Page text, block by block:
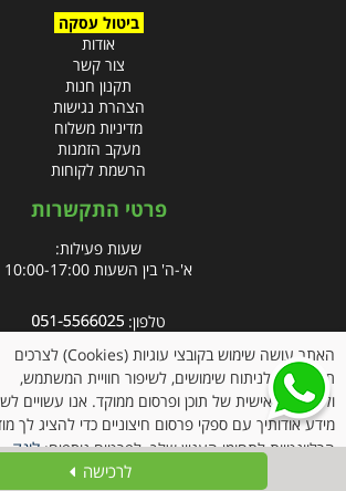
ביטול עסקה
אודות
צור קשר
תקנון חנות
הצהרת נגישות
מדיניות משלוח
מעקב הזמנות
הרשמת לקוחות
פרטי התקשרות
שעות פעילות:
א'-ה' בין השעות 10:00-17:00
טלפון:
אימייל:info@clubpharm.co.il
כתובת : קניון M הדרך, צומת ינאי, מושב בית חירות 40291
לרכישה
האתר עושה שימוש בקובצי עוגיות (Cookies) לצרכים
תפעוליים, לניתוח שימושים, לשיפור חוויית המשתמש,
ולהתאמה אישית של תוכן ופרסום ממוקד. אנו עשויים
מידע אודותיך עם ספקי פרסום חיצוניים כדי להציג לך
הרלוונטיות לתחומי העניין שלך. לפרטים נוספים:לינק